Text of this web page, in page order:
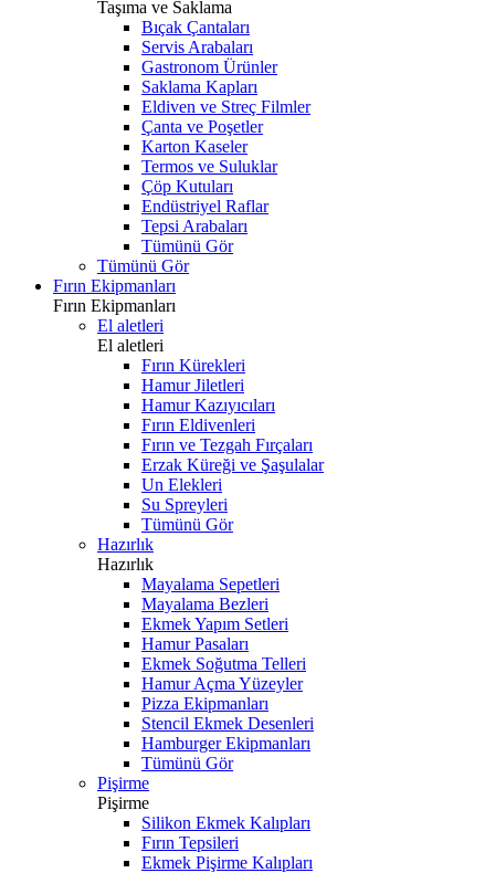
Taşıma ve Saklama
Bıçak Çantaları
Servis Arabaları
Gastronom Ürünler
Saklama Kapları
Eldiven ve Streç Filmler
Çanta ve Poşetler
Karton Kaseler
Termos ve Suluklar
Çöp Kutuları
Endüstriyel Raflar
Tepsi Arabaları
Tümünü Gör
Tümünü Gör
Fırın Ekipmanları
Fırın Ekipmanları
El aletleri
El aletleri
Fırın Kürekleri
Hamur Jiletleri
Hamur Kazıyıcıları
Fırın Eldivenleri
Fırın ve Tezgah Fırçaları
Erzak Küreği ve Şaşulalar
Un Elekleri
Su Spreyleri
Tümünü Gör
Hazırlık
Hazırlık
Mayalama Sepetleri
Mayalama Bezleri
Ekmek Yapım Setleri
Hamur Pasaları
Ekmek Soğutma Telleri
Hamur Açma Yüzeyler
Pizza Ekipmanları
Stencil Ekmek Desenleri
Hamburger Ekipmanları
Tümünü Gör
Pişirme
Pişirme
Silikon Ekmek Kalıpları
Fırın Tepsileri
Ekmek Pişirme Kalıpları